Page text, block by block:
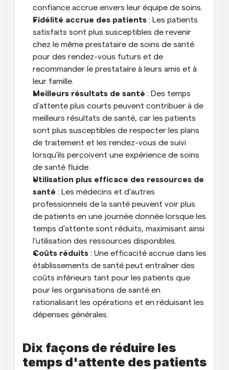
confiance accrue envers leur équipe de soins.
Fidélité accrue des patients : Les patients
satisfaits sont plus susceptibles de revenir
chez le même prestataire de soins de santé
pour des rendez-vous futurs et de
recommander le prestataire à leurs amis et à
leur famille.
Meilleurs résultats de santé : Des temps
d'attente plus courts peuvent contribuer à de
meilleurs résultats de santé, car les patients
sont plus susceptibles de respecter les plans
de traitement et les rendez-vous de suivi
lorsqu'ils perçoivent une expérience de soins
de santé fluide.
Utilisation plus efficace des ressources de
santé : Les médecins et d'autres
professionnels de la santé peuvent voir plus
de patients en une journée donnée lorsque les
temps d'attente sont réduits, maximisant ainsi
l'utilisation des ressources disponibles.
Coûts réduits : Une efficacité accrue dans les
établissements de santé peut entraîner des
coûts inférieurs tant pour les patients que
pour les organisations de santé en
rationalisant les opérations et en réduisant les
dépenses générales.
Dix façons de réduire les
temps d'attente des patients